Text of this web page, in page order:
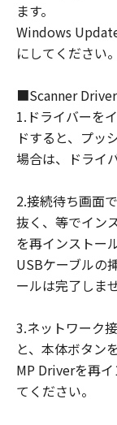
ます。
Windows
にしてください。
■Scanner
1.ドライバーを
ドすると、プッ
場合は、ドライ
2.接続待ち画面
抜く、等でイン
を再インストー
USBケーブルの
ールは完了しま
3.ネットワーク
と、本体ボタン
MP Driverを再
てください。